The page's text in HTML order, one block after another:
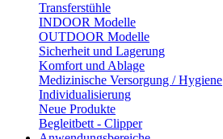
Transferstühle
INDOOR Modelle
OUTDOOR Modelle
Sicherheit und Lagerung
Komfort und Ablage
Medizinische Versorgung / Hygiene
Individualisierung
Neue Produkte
Begleitbett - Clipper